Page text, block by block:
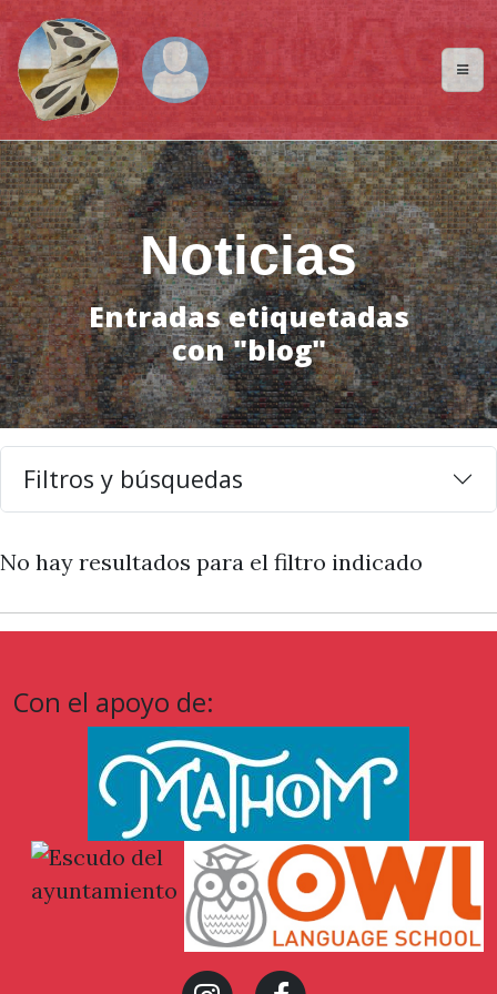
Noticias
Entradas etiquetadas
con "blog"
Filtros y búsquedas
No hay resultados para el filtro indicado
Con el apoyo de:
Ayuntamiento
de Sant
Andreu de la
Barca